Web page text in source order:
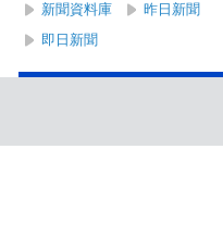
新聞資料庫
昨日新聞
即日新聞